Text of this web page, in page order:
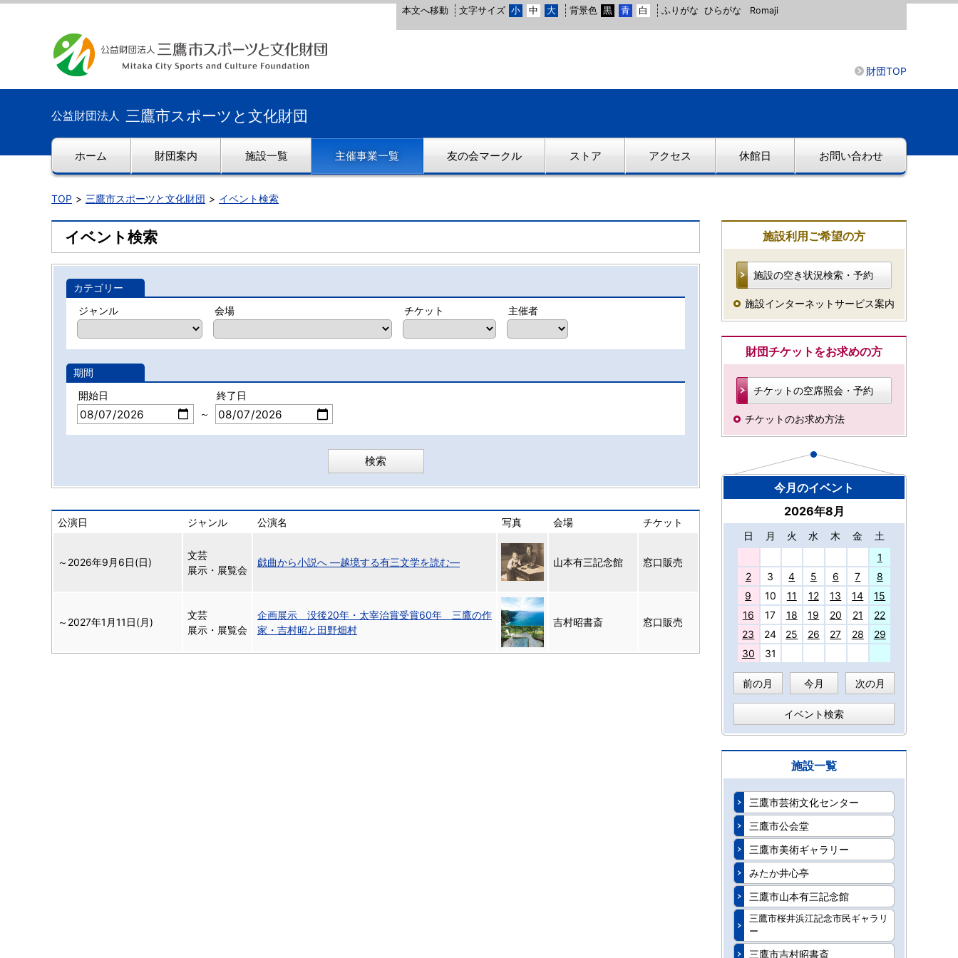
本文へ移動 文字サイズ 小 中 大 背景色 黒 青 白 ふりがな ひらがな Romaji
財団TOP
公益財団法人 三鷹市スポーツと文化財団
ホーム 財団案内 施設一覧 主催事業一覧 友の会マークル ストア アクセス 休館日 お問い合わせ
TOP 三鷹市スポーツと文化財団 イベント検索
イベント検索
カテゴリー
ジャンル
会場 チケット 主催者
期間
開始日
～
終了日
公演日 ジャンル 公演名 写真 会場 チケット
～ 2026年9月6日(日)
文芸
展示・展覧会
戯曲から小説へ ―越境する有三文学を読む― 山本有三記念館 窓口販売
～ 2027年1月11日(月)
文芸
展示・展覧会
企画展示 没後20年・太宰治賞受賞60年 三鷹の作
家・吉村昭と田野畑村
吉村昭書斎 窓口販売
施設利用ご希望の方
施設の空き状況検索・予約
施設インターネットサービス案内
財団チケットをお求めの方
チケットの空席照会・予約
チケットのお求め方法
今月のイベント
2026年8月
日 月 火 水 木 金
土
1
2
3 4 5 6 7
8
9
10 11 12 13 14
15
16
17 18 19 20 21
22
23
24 25 26 27 28
29
30
31
前の月 今月 次の月
イベント検索
施設一覧
三鷹市芸術文化センター
三鷹市公会堂
三鷹市美術ギャラリー
みたか井心亭
三鷹市山本有三記念館
三鷹市桜井浜江記念市民ギャラリ
ー
三鷹市吉村昭書斎